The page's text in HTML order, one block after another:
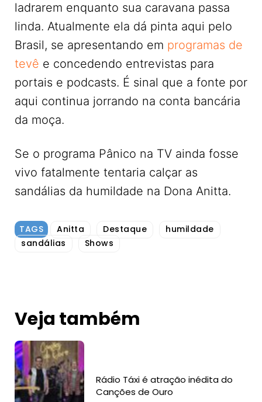
ladrarem enquanto sua caravana passa
linda. Atualmente ela dá pinta aqui pelo
Brasil, se apresentando em programas de
tevê e concedendo entrevistas para
portais e podcasts. É sinal que a fonte por
aqui continua jorrando na conta bancária
da moça.
Se o programa Pânico na TV ainda fosse
vivo fatalmente tentaria calçar as
sandálias da humildade na Dona Anitta.
TAGS Anitta Destaque
humildade
sandálias
Shows
Veja também
Rádio Táxi é atração inédita do
Canções de Ouro